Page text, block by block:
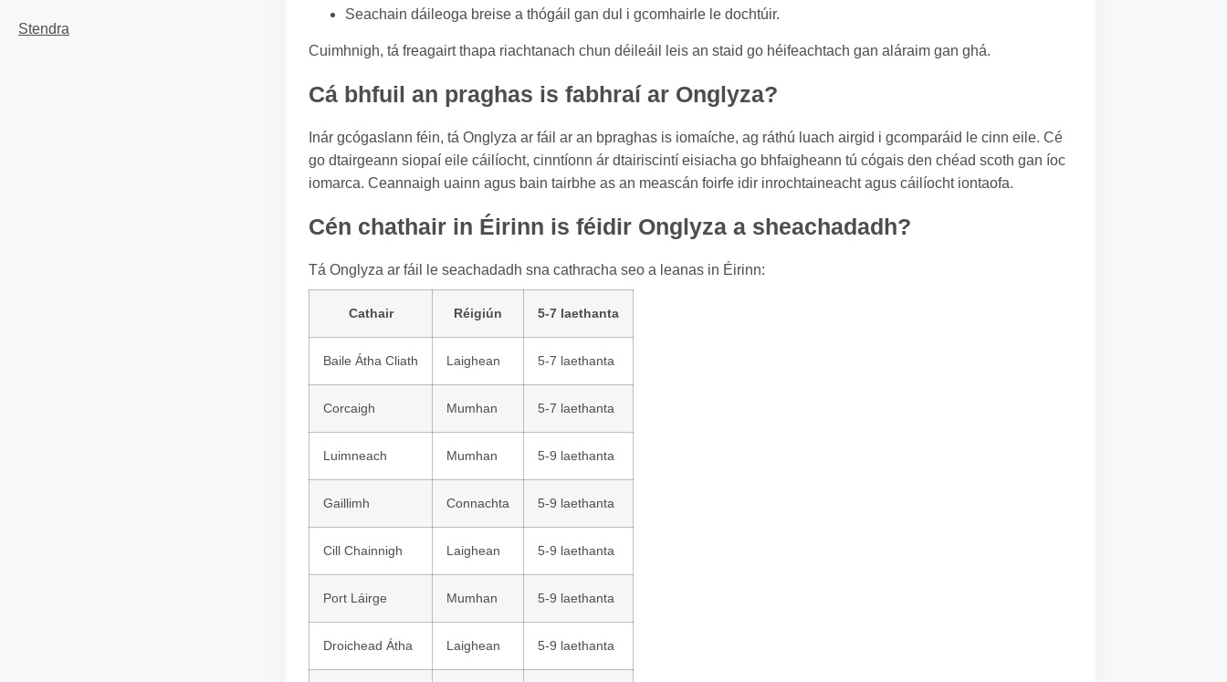
Stendra
Seachain dáileoga breise a thógáil gan dul i gcomhairle le dochtúir.
Cuimhnigh, tá freagairt thapa riachtanach chun déileáil leis an staid go héifeachtach gan aláraim gan ghá.
Cá bhfuil an praghas is fabhraí ar Onglyza?
Inár gcógaslann féin, tá Onglyza ar fáil ar an bpraghas is iomaíche, ag ráthú luach airgid i gcomparáid le cinn eile. Cé
go dtairgeann siopaí eile cáilíocht, cinntíonn ár dtairiscintí eisiacha go bhfaigheann tú cógais den chéad scoth gan íoc
iomarca. Ceannaigh uainn agus bain tairbhe as an meascán foirfe idir inrochtaineacht agus cáilíocht iontaofa.
Cén chathair in Éirinn is féidir Onglyza a sheachadadh?
Tá Onglyza ar fáil le seachadadh sna cathracha seo a leanas in Éirinn:
Cathair Réigiún 5-7 laethanta
Baile Átha Cliath Laighean 5-7 laethanta
Corcaigh Mumhan 5-7 laethanta
Luimneach Mumhan 5-9 laethanta
Gaillimh Connachta 5-9 laethanta
Cill Chainnigh Laighean 5-9 laethanta
Port Láirge Mumhan 5-9 laethanta
Droichead Átha Laighean 5-9 laethanta